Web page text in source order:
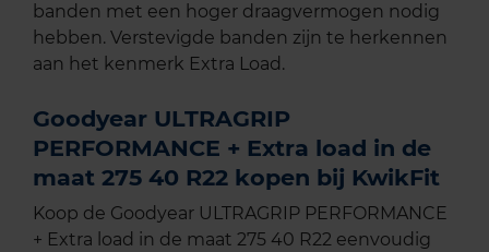
banden met een hoger draagvermogen nodig
hebben. Verstevigde banden zijn te herkennen
aan het kenmerk Extra Load.
Goodyear ULTRAGRIP
PERFORMANCE + Extra load in de
maat 275 40 R22 kopen bij KwikFit
Koop de Goodyear ULTRAGRIP PERFORMANCE
+ Extra load in de maat 275 40 R22 eenvoudig